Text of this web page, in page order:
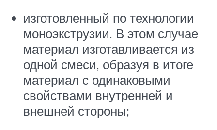
изготовленный по технологии
моноэкструзии. В этом случае
материал изготавливается из
одной смеси, образуя в итоге
материал с одинаковыми
свойствами внутренней и
внешней стороны;